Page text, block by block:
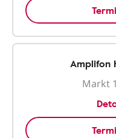
Amplifon
Markt